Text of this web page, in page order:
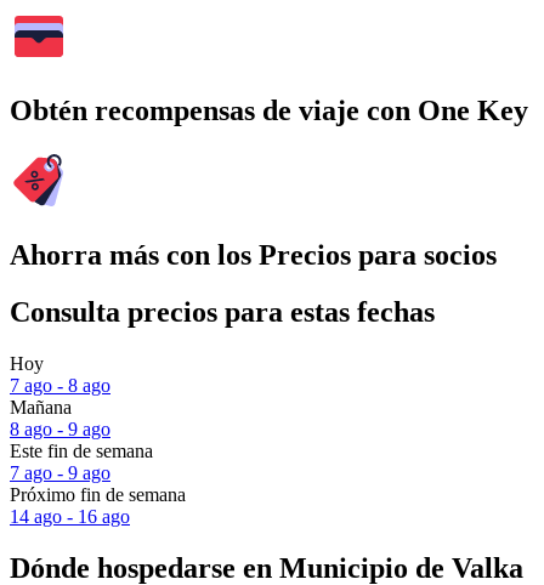
Obtén recompensas de viaje con One Key
Ahorra más con los Precios para socios
Consulta precios para estas fechas
Hoy
7 ago - 8 ago
Mañana
8 ago - 9 ago
Este fin de semana
7 ago - 9 ago
Próximo fin de semana
14 ago - 16 ago
Dónde hospedarse en Municipio de Valka